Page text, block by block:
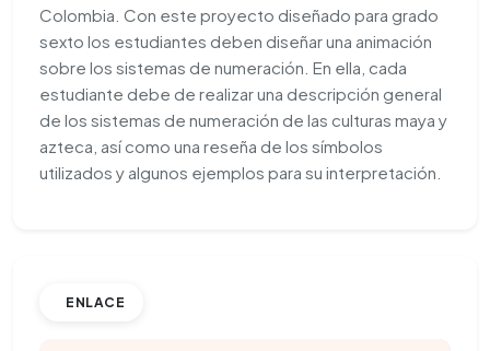
Colombia. Con este proyecto diseñado para grado
sexto los estudiantes deben diseñar una animación
sobre los sistemas de numeración. En ella, cada
estudiante debe de realizar una descripción general
de los sistemas de numeración de las culturas maya y
azteca, así como una reseña de los símbolos
utilizados y algunos ejemplos para su interpretación.
ENLACE